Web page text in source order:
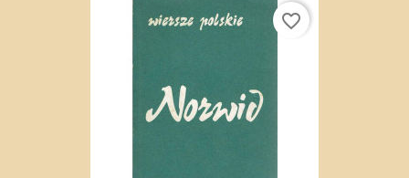
favorite_border